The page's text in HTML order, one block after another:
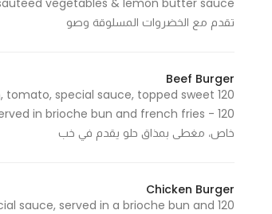
تقدم مع الخضروات المسلوقة وصو
Beef Burger
tomato, special sauce, topped sweet
خاص، مغطى بمذاق حلو يقدم في خب
Chicken Burger
sauce, served in a brioche bun and